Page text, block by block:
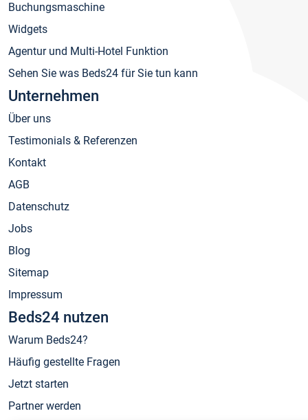
Buchungsmaschine
Widgets
Agentur und Multi-Hotel Funktion
Sehen Sie was Beds24 für Sie tun kann
Unternehmen
Über uns
Testimonials & Referenzen
Kontakt
AGB
Datenschutz
Jobs
Blog
Sitemap
Impressum
Beds24 nutzen
Warum Beds24?
Häufig gestellte Fragen
Jetzt starten
Partner werden